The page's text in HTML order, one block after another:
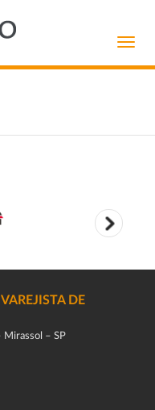
DE
Mirassol – SP